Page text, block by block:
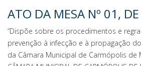
ATO DA MESA Nº 01,
“Dispõe sobre os procedimentos e
prevenção à infecção e à propagação
da Câmara Municipal de Carmópolis